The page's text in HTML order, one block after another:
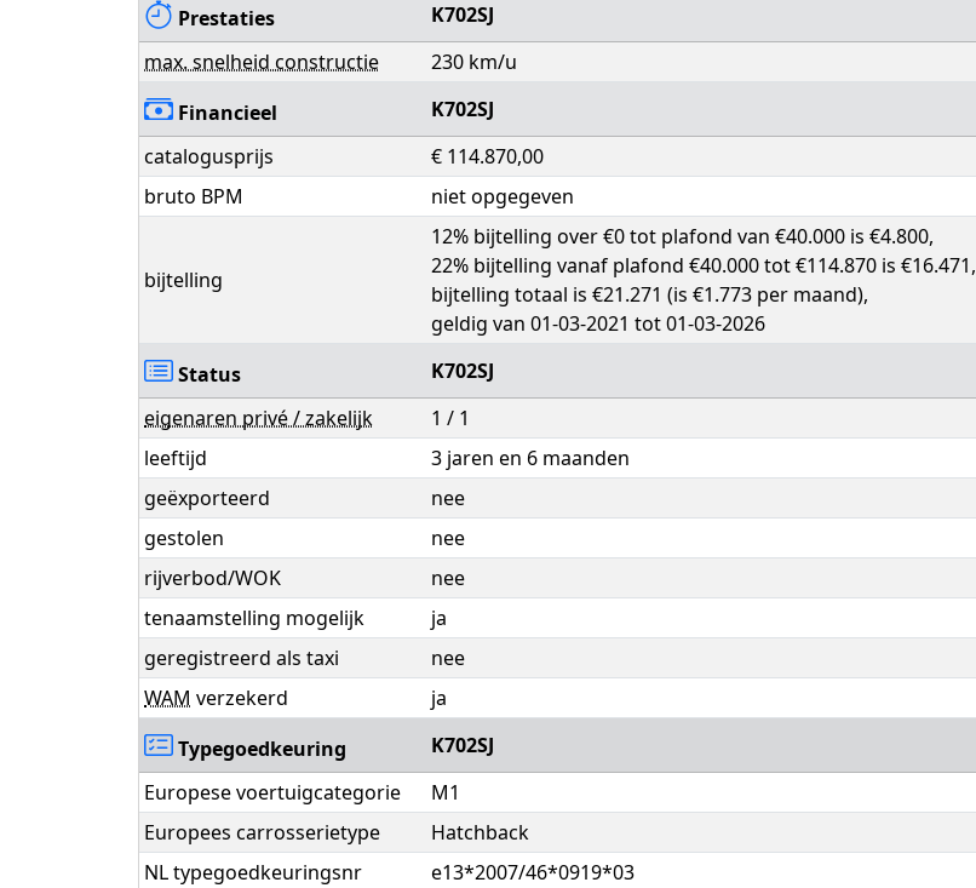
Prestaties
K702SJ
max. snelheid constructie
230 km/u
Financieel
K702SJ
catalogusprijs
€ 114.870,00
bruto BPM
niet opgegeven
bijtelling
12% bijtelling over €0 tot plafond van €40.000 is €4.800,
22% bijtelling vanaf plafond €40.000 tot €114.870 is €16.471,
bijtelling totaal is €21.271 (is €1.773 per maand),
geldig van 01-03-2021 tot 01-03-2026
Status
K702SJ
eigenaren privé / zakelijk
1 / 1
leeftijd
3 jaren en 6 maanden
geëxporteerd
nee
gestolen
nee
rijverbod/WOK
nee
tenaamstelling mogelijk
ja
geregistreerd als taxi
nee
WAM verzekerd
ja
Typegoedkeuring
K702SJ
Europese voertuigcategorie
M1
Europees carrosserietype
Hatchback
NL typegoedkeuringsnr
e13*2007/46*0919*03